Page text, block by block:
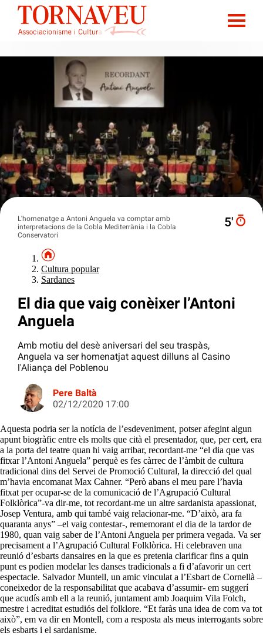
L'homenatge a Antoni Anguela va comptar amb
interpretacions de la Cobla Mediterrània i la Cobla
Conservatori
5′
Cultura popular
Sardanes
El dia que vaig conèixer l’Antoni
Anguela
Amb motiu del desè aniversari del seu traspàs,
Anguela va ser homenatjat aquest dilluns al Casino
l'Aliança del Poblenou
Pere Baltà
02/12/2020 17:00
Aquesta podria ser la notícia de l’esdeveniment, potser afegint algun
apunt biogràfic entre els molts que cità el presentador, que, per cert, era
a la porta del teatre quan hi vaig arribar, recordant-me “el dia que vas
fitxar l’Antoni Anguela” perquè es fes càrrec de l’àmbit de cultura
tradicional dins del Servei de Promoció Cultural, la direcció del qual
m’havia encomanat Max Cahner. “Però abans el meu pare l’havia
fitxat per ocupar-se de la comunicació de l’Agrupació Cultural
Folklòrica”-va dir-me, tot recordant-me un altre sardanista apassionat,
Josep Ventura, amb qui també vaig relacionar-me. “D’això, ara fa
quaranta anys” –el vaig contestar-, rememorant el dia de la tardor de
1980, quan vaig saber de l’Antoni Anguela per primera vegada. Va ser
precisament a l’Agrupació Cultural Folklòrica. Hi celebraven una
reunió d’esbarts dansaires en la que es pretenia clarificar fins a quin
punt es podien modelar les danses tradicionals a fi d’afavorir un cert
espectacle. Salvador Muntell, un amic vinculat a l’Esbart de Cornellà –
coneixedor de la responsabilitat que acabava d’assumir- em suggerí
que acudís amb ell a la reunió, juntament amb Joaquim Vila Folch,
mestre i acreditat estudiós del folklore. “Et faràs una idea de com va tot
això”, em va dir en Montell, com a resposta als meus interrogants sobre
els esbarts i el sardanisme.